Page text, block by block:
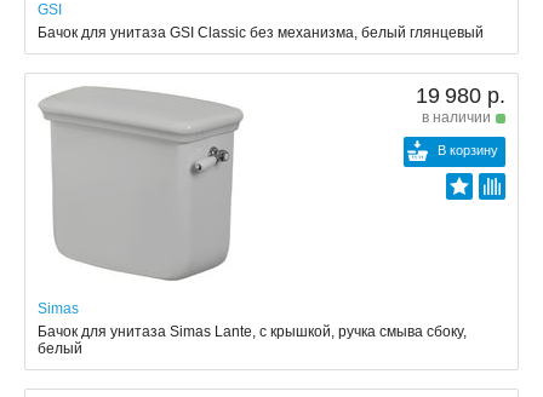
GSI
Бачок для унитаза GSI Classic без механизма, белый глянцевый
19 980 р.
в наличии
В корзину
Simas
Бачок для унитаза Simas Lante, с крышкой, ручка смыва сбоку,
белый